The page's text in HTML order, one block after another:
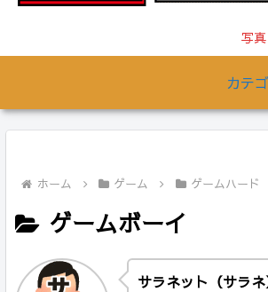
写
カテ
ホーム ゲーム ゲームハード
ゲームボーイ
サラネット（サラネ